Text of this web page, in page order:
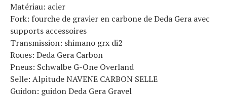
Matériau: acier
Fork: fourche de gravier en carbone de Deda Gera avec
supports accessoires
Transmission: shimano grx di2
Roues: Deda Gera Carbon
Pneus: Schwalbe G-One Overland
Selle: Alpitude NAVENE CARBON SELLE
Guidon: guidon Deda Gera Gravel